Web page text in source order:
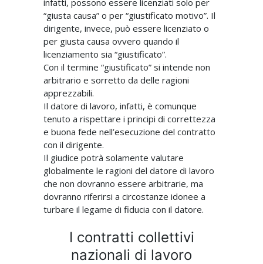
infatti, possono essere licenziati solo per
“giusta causa” o per “giustificato motivo”. Il
dirigente, invece, può essere licenziato o
per giusta causa ovvero quando il
licenziamento sia “giustificato”.
Con il termine “giustificato” si intende non
arbitrario e sorretto da delle ragioni
apprezzabili.
Il datore di lavoro, infatti, è comunque
tenuto a rispettare i principi di correttezza
e buona fede nell’esecuzione del contratto
con il dirigente.
Il giudice potrà solamente valutare
globalmente le ragioni del datore di lavoro
che non dovranno essere arbitrarie, ma
dovranno riferirsi a circostanze idonee a
turbare il legame di fiducia con il datore.
I contratti collettivi
nazionali di lavoro